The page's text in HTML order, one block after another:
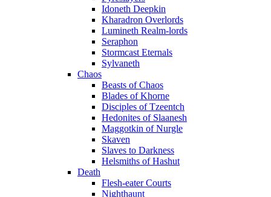
Idoneth Deepkin
Kharadron Overlords
Lumineth Realm-lords
Seraphon
Stormcast Eternals
Sylvaneth
Chaos
Beasts of Chaos
Blades of Khorne
Disciples of Tzeentch
Hedonites of Slaanesh
Maggotkin of Nurgle
Skaven
Slaves to Darkness
Helsmiths of Hashut
Death
Flesh-eater Courts
Nighthaunt